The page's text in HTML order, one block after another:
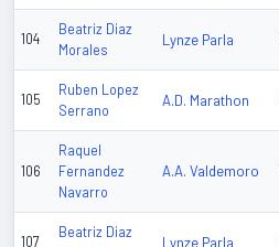
104
Beatriz Diaz
Morales
Lynze Parla
105
Ruben Lopez
Serrano
A.D. Marathon
106
Raquel
Fernandez
Navarro
A.A. Valdemoro
107
Beatriz Diaz
Lynze Parla